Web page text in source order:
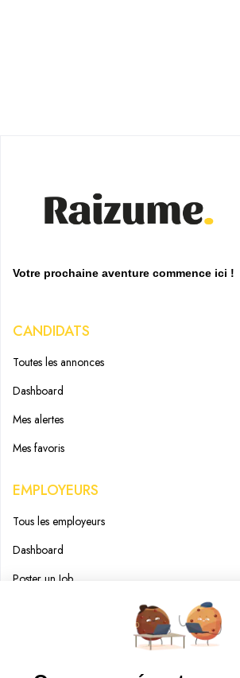
Votre prochaine aventure commence ici !
CANDIDATS
Toutes les annonces
Dashboard
Mes alertes
Mes favoris
EMPLOYEURS
Tous les employeurs
Dashboard
Poster un Job